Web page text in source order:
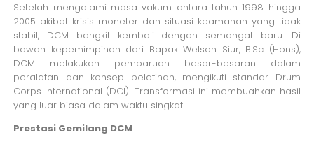
Setelah mengalami masa vakum antara tahun 1998 hingga
2005 akibat krisis moneter dan situasi keamanan yang tidak
stabil, DCM bangkit kembali dengan semangat baru. Di
bawah kepemimpinan dari Bapak Welson Siur, B.Sc (Hons),
DCM melakukan pembaruan besar-besaran dalam
peralatan dan konsep pelatihan, mengikuti standar Drum
Corps International (DCI). Transformasi ini membuahkan hasil
yang luar biasa dalam waktu singkat.
Prestasi Gemilang DCM